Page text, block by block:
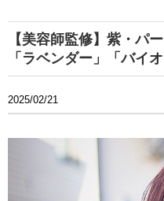
【美容師監修】紫・パ
「ラベンダー」「バイ
2025/02/21